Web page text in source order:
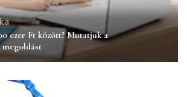
ezer Ft között? Mutatjuk a